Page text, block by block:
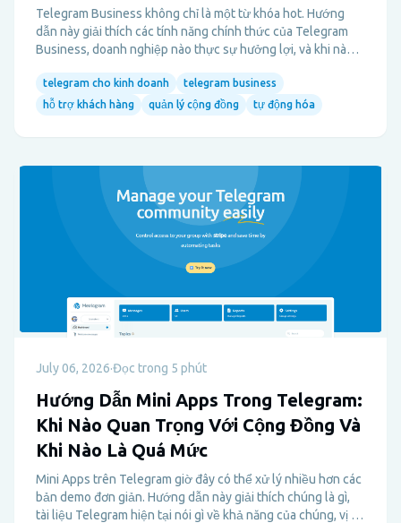
Telegram Business không chỉ là một từ khóa hot. Hướng
dẫn này giải thích các tính năng chính thức của Telegram
Business, doanh nghiệp nào thực sự hưởng lợi, và khi nào
doanh cá nhân.
telegram cho kinh doanh
telegram business
hỗ trợ khách hàng
quản lý cộng đồng tự động hóa
July 06, 2026·Đọc trong 5 phút
Hướng Dẫn Mini Apps Trong Telegram:
Khi Nào Quan Trọng Với Cộng Đồng Và
Khi Nào Là Quá Mức
Mini Apps trên Telegram giờ đây có thể xử lý nhiều hơn các
bản demo đơn giản. Hướng dẫn này giải thích chúng là gì,
tài liệu Telegram hiện tại nói gì về khả năng của chúng, vị trí